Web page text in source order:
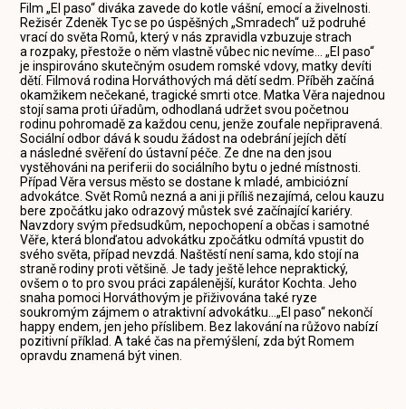
Film „El paso“ diváka zavede do kotle vášní, emocí a živelnosti.
Režisér Zdeněk Tyc se po úspěšných „Smradech“ už podruhé
vrací do světa Romů, který v nás zpravidla vzbuzuje strach
a rozpaky, přestože o něm vlastně vůbec nic nevíme… „El paso“
je inspirováno skutečným osudem romské vdovy, matky devíti
dětí. Filmová rodina Horváthových má dětí sedm. Příběh začíná
okamžikem nečekané, tragické smrti otce. Matka Věra najednou
stojí sama proti úřadům, odhodlaná udržet svou početnou
rodinu pohromadě za každou cenu, jenže zoufale nepřipravená.
Sociální odbor dává k soudu žádost na odebrání jejích dětí
a následné svěření do ústavní péče. Ze dne na den jsou
vystěhováni na periferii do sociálního bytu o jedné místnosti.
Případ Věra versus město se dostane k mladé, ambiciózní
advokátce. Svět Romů nezná a ani ji příliš nezajímá, celou kauzu
bere zpočátku jako odrazový můstek své začínající kariéry.
Navzdory svým předsudkům, nepochopení a občas i samotné
Věře, která blonďatou advokátku zpočátku odmítá vpustit do
svého světa, případ nevzdá. Naštěstí není sama, kdo stojí na
straně rodiny proti většině. Je tady ještě lehce nepraktický,
ovšem o to pro svou práci zapálenější, kurátor Kochta. Jeho
snaha pomoci Horváthovým je přiživována také ryze
soukromým zájmem o atraktivní advokátku…„El paso“ nekončí
happy endem, jen jeho příslibem. Bez lakování na růžovo nabízí
pozitivní příklad. A také čas na přemýšlení, zda být Romem
opravdu znamená být vinen.